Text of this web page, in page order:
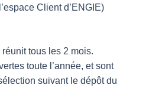
Client d’ENGIE)
tous les 2 mois.
toute l’année, et sont
suivant le dépôt du